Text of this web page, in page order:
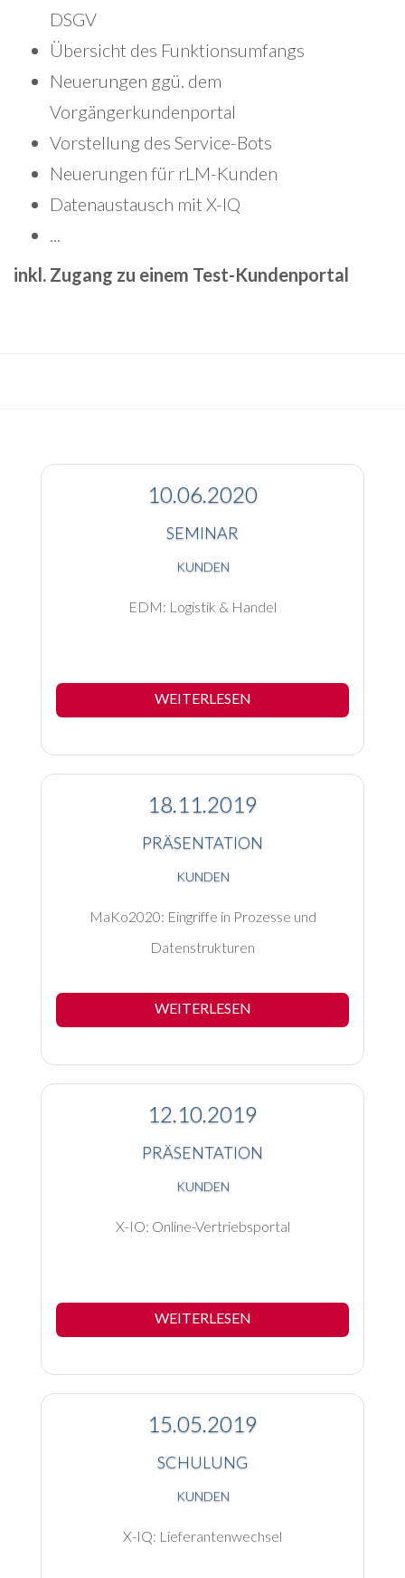
DSGV
Übersicht des Funktionsumfangs
Neuerungen ggü. dem
Vorgängerkundenportal
Vorstellung des Service-Bots
Neuerungen für rLM-Kunden
Datenaustausch mit X-IQ
...
inkl. Zugang zu einem Test-Kundenportal
10.06.2020
SEMINAR
KUNDEN
EDM: Logistik & Handel
WEITERLESEN
18.11.2019
PRÄSENTATION
KUNDEN
MaKo2020: Eingriffe in Prozesse und
Datenstrukturen
WEITERLESEN
12.10.2019
PRÄSENTATION
KUNDEN
X-IO: Online-Vertriebsportal
WEITERLESEN
15.05.2019
SCHULUNG
KUNDEN
X-IQ: Lieferantenwechsel